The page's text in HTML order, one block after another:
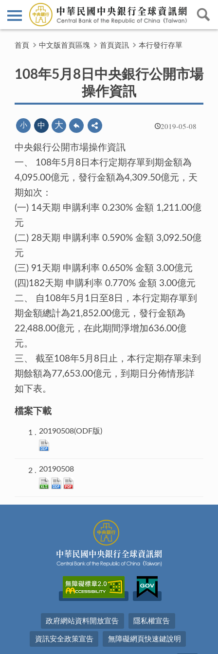
首頁 中文版首頁區塊 首頁資訊 本行發行存單
108年5月8日中央銀行公開市場
操作資訊
2019-05-08
小 中 大
中央銀行公開市場操作資訊
一、 108年5月8日本行定期存單到期金額為
4,095.00億元，發行金額為4,309.50億元，天
期如次：
(一) 14天期 申購利率 0.230% 金額 1,211.00億
元
(二) 28天期 申購利率 0.590% 金額 3,092.50億
元
(三) 91天期 申購利率 0.650% 金額 3.00億元
(四)182天期 申購利率 0.770% 金額 3.00億元
二、 自108年5月1日至8日，本行定期存單到
期金額總計為21,852.00億元，發行金額為
22,488.00億元，在此期間淨增加636.00億
元。
三、 截至108年5月8日止，本行定期存單未到
期餘額為77,653.00億元，到期日分佈情形詳
如下表。
檔案下載
20190508(ODF版)
20190508
政府網站資料開放宣告 隱私權宣告
資訊安全政策宣告 無障礙網頁快速鍵說明